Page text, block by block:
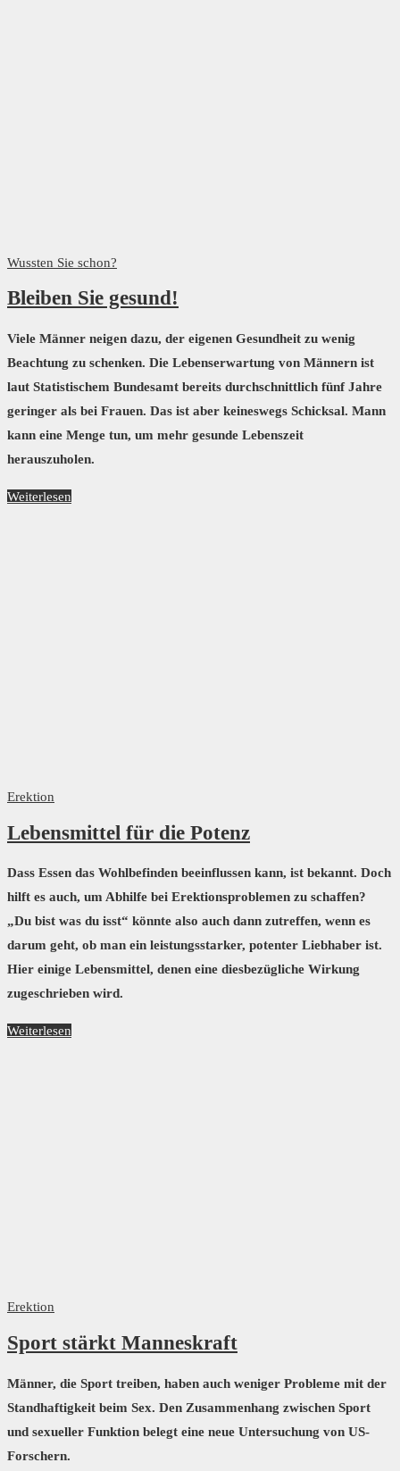
Wussten Sie schon?
Bleiben Sie gesund!
Viele Männer neigen dazu, der eigenen Gesundheit zu wenig
Beachtung zu schenken. Die Lebenserwartung von Männern ist
laut Statistischem Bundesamt bereits durchschnittlich fünf Jahre
geringer als bei Frauen. Das ist aber keineswegs Schicksal. Mann
kann eine Menge tun, um mehr gesunde Lebenszeit
herauszuholen.
Weiterlesen
Erektion
Lebensmittel für die Potenz
Dass Essen das Wohlbefinden beeinflussen kann, ist bekannt. Doch
hilft es auch, um Abhilfe bei Erektionsproblemen zu schaffen?
„Du bist was du isst“ könnte also auch dann zutreffen, wenn es
darum geht, ob man ein leistungsstarker, potenter Liebhaber ist.
Hier einige Lebensmittel, denen eine diesbezügliche Wirkung
zugeschrieben wird.
Weiterlesen
Erektion
Sport stärkt Manneskraft
Männer, die Sport treiben, haben auch weniger Probleme mit der
Standhaftigkeit beim Sex. Den Zusammenhang zwischen Sport
und sexueller Funktion belegt eine neue Untersuchung von US-
Forschern.